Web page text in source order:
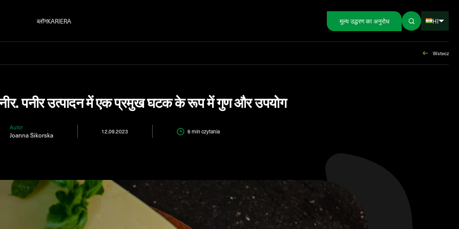
ब्लॉगKARIERA मूल्य उद्धरण का अनुरोध HI
Wstecz
पनीर उत्पादन में एक प्रमुख घटक के रूप में गुण और उपयोग
Autor
Joanna Sikorska 12.09.2023 6 minczytania